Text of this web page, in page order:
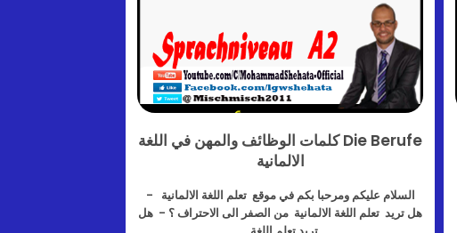
Die Berufe كلمات الوظائف والمهن في اللغة
الالمانية
السلام عليكم ومرحبا بكم في موقع تعلم اللغة الالمانية -
هل تريد تعلم اللغة الالمانية من الصفر الى الاحتراف ؟ - هل